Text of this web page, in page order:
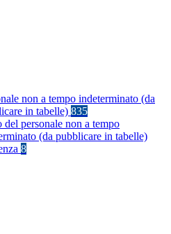
non a tempo indeterminato (da
in tabelle) 835
del personale non a tempo
(da pubblicare in tabelle)
8